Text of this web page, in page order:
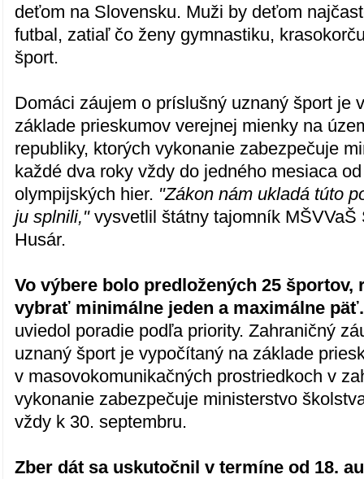
deťom na Slovensku. Muži by deťom
futbal, zatiaľ čo ženy gymnastiku,
šport.
Domáci záujem o príslušný uznaný šport je
základe prieskumov verejnej mienky na
republiky, ktorých vykonanie zabezpečuje
každé dva roky vždy do jedného mesiaca
olympijských hier. "Zákon nám ukladá túto
ju splnili,"vysvetlil štátny tajomník MŠVVaŠ
Husár.
Vo výbere bolo predložených 25 športov,
vybrať minimálne jeden a maximálne
uviedol poradie podľa priority. Zahraničný
uznaný šport je vypočítaný na základe
v masovokomunikačných prostriedkoch v
vykonanie zabezpečuje ministerstvo
vždy k 30. septembru.
Zber dát sa uskutočnil v termíne od 18.